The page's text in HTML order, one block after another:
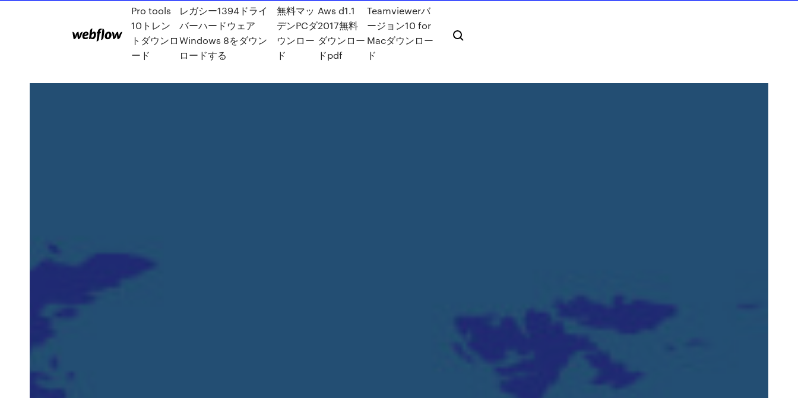
Pro tools
10トレン
トダウンロ
ード
レガシー1394ドライ
バーハードウェア
Windows 8をダウン
ロードする
無料マッ
デンPCダ
ウンロー
ド
Aws d1.1
2017無料
ダウンロー
ドpdf
Teamviewerバ
ージョン10 for
Macダウンロー
ド